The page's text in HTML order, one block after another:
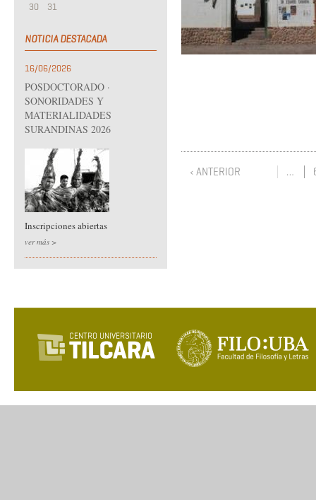
30
31
NOTICIA DESTACADA
16/06/2026
POSDOCTORADO ·
SONORIDADES Y
MATERIALIDADES
SURANDINAS 2026
Inscripciones abiertas
ver más >
‹ ANTERIOR …